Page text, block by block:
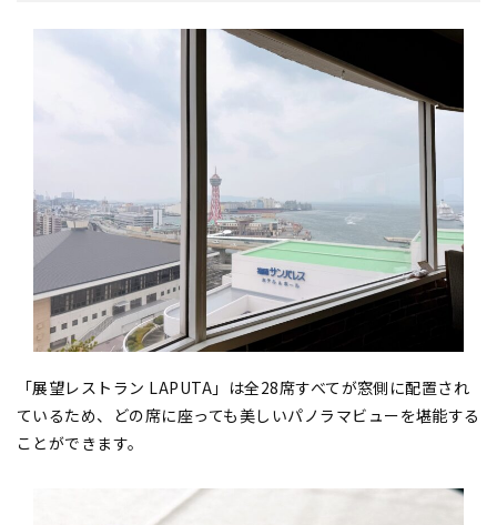
「展望レストラン LAPUTA」は全28席すべてが窓側に配置され
ているため、どの席に座っても美しいパノラマビューを堪能する
ことができます。